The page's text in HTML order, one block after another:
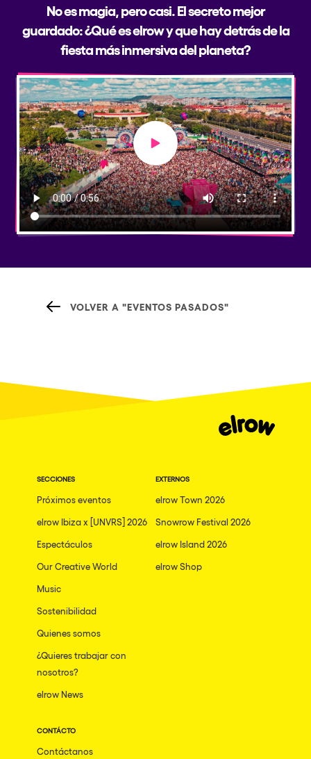
No es magia, pero casi. El secreto mejor
guardado: ¿Qué es elrow y que hay detrás de la
fiesta más inmersiva del planeta?
Play video
VOLVER A "EVENTOS PASADOS"
SECCIONES
Próximos eventos
elrow Ibiza x [UNVRS] 2026
Espectáculos
Our Creative World
Music
Sostenibilidad
Quienes somos
¿Quieres trabajar con
nosotros?
elrow News
EXTERNOS
elrow Town 2026
Snowrow Festival 2026
elrow Island 2026
elrow Shop
CONTÁCTO
Contáctanos